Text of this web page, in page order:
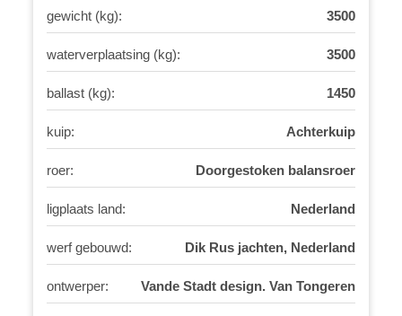
gewicht (kg): 3500
waterverplaatsing (kg): 3500
ballast (kg): 1450
kuip: Achterkuip
roer: Doorgestoken balansroer
ligplaats land: Nederland
werf gebouwd: Dik Rus jachten, Nederland
ontwerper: Vande Stadt design. Van Tongeren